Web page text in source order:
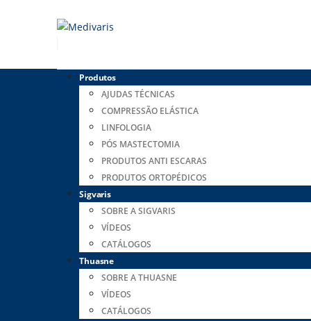
Produtos
AJUDAS TÉCNICAS
COMPRESSÃO ELÁSTICA
LINFOLOGIA
PÓS MASTECTOMIA
PRODUTOS ANTI ESCARAS
PRODUTOS ORTOPÉDICOS
Sigvaris
SOBRE A SIGVARIS
VÍDEOS
CATÁLOGOS
Thuasne
SOBRE A THUASNE
VÍDEOS
CATÁLOGOS